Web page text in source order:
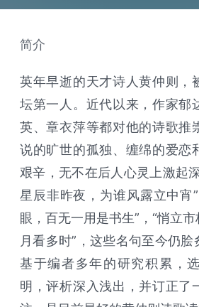
简介
英年早逝的天才诗人黄仲则，
坛第一人。近代以来，作家郁
英、章衣萍等都对他的诗歌推
说的旷世的孤独、缠绵的爱恋
艰辛，无不在后人心灵上激起
星辰非昨夜，为谁风露立中宵
眼，百无一用是书生”，“悄立
月看多时”，这些名句至今仍
基于编者多年的研究积累，
明，评析深入浅出，并订正了